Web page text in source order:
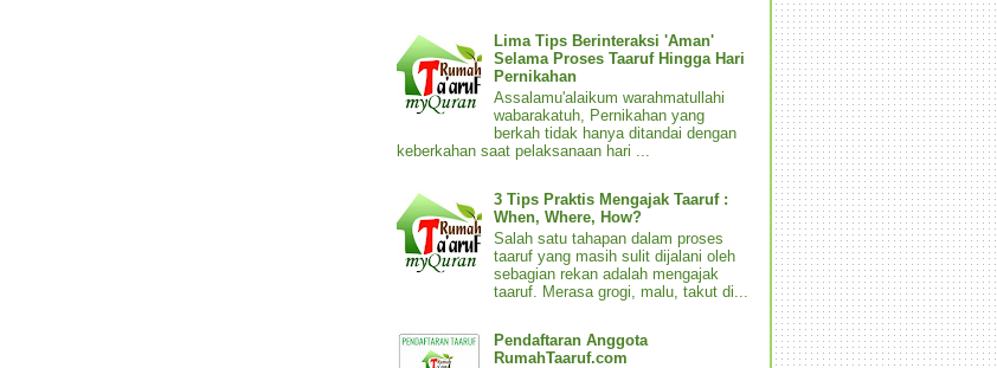
Lima Tips Berinteraksi 'Aman'
Selama Proses Taaruf Hingga Hari
Pernikahan
Assalamu'alaikum warahmatullahi
wabarakatuh, Pernikahan yang
berkah tidak hanya ditandai dengan
keberkahan saat pelaksanaan hari ...
3 Tips Praktis Mengajak Taaruf :
When, Where, How?
Salah satu tahapan dalam proses
taaruf yang masih sulit dijalani oleh
sebagian rekan adalah mengajak
taaruf. Merasa grogi, malu, takut di...
Pendaftaran Anggota
RumahTaaruf.com